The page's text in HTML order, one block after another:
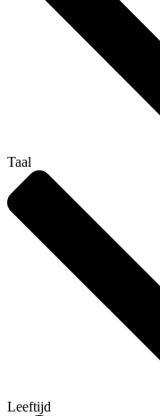
Taal
Leeftijd